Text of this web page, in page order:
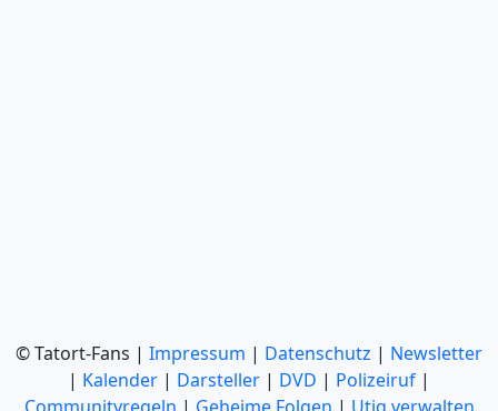
© Tatort-Fans | Impressum | Datenschutz | Newsletter
| Kalender | Darsteller | DVD | Polizeiruf |